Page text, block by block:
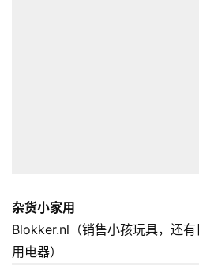
杂货小家用
Blokker.nl（销售小孩玩具，还
用电器）